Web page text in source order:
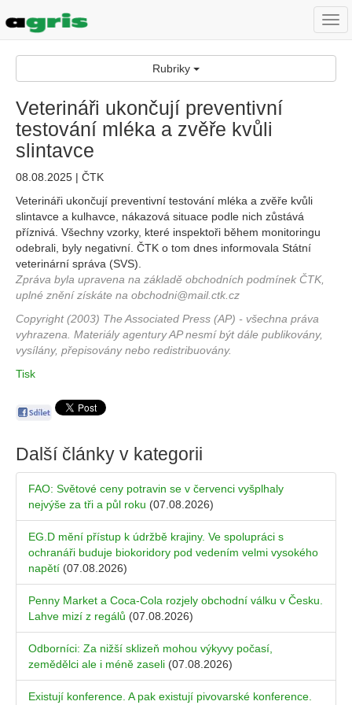
Rubriky
Veterináři ukončují preventivní
testování mléka a zvěře kvůli
slintavce
08.08.2025 | ČTK
Veterináři ukončují preventivní testování mléka a zvěře kvůli
slintavce a kulhavce, nákazová situace podle nich zůstává
příznivá. Všechny vzorky, které inspektoři během monitoringu
odebrali, byly negativní. ČTK o tom dnes informovala Státní
veterinární správa (SVS).
Zpráva byla upravena na základě obchodních podmínek ČTK,
uplné znění získáte na obchodni@mail.ctk.cz
Copyright (2003) The Associated Press (AP) - všechna práva
vyhrazena. Materiály agentury AP nesmí být dále publikovány,
vysílány, přepisovány nebo redistribuovány.
Tisk
Další články v kategorii
FAO: Světové ceny potravin se v červenci vyšplhaly
nejvýše za tři a půl roku (07.08.2026)
EG.D mění přístup k údržbě krajiny. Ve spolupráci s
ochranáři buduje biokoridory pod vedením velmi vysokého
napětí (07.08.2026)
Penny Market a Coca-Cola rozjely obchodní válku v Česku.
Lahve mizí z regálů (07.08.2026)
Odborníci: Za nižší sklizeň mohou výkyvy počasí,
zemědělci ale i méně zaseli (07.08.2026)
Existují konference. A pak existují pivovarské konference.